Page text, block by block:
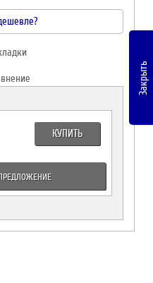
КУПИТЬ
Закрыть